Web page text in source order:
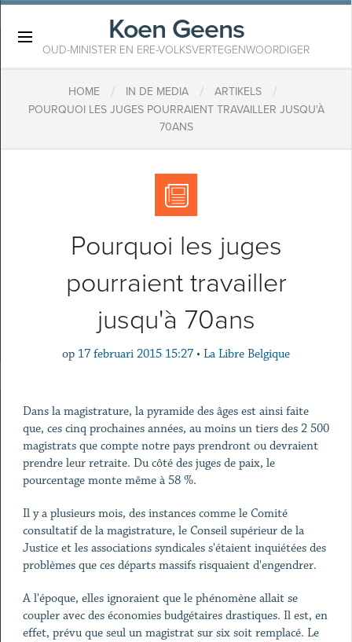
Koen Geens
OUD-MINISTER EN ERE-VOLKSVERTEGENWOORDIGER
HOME / IN DE MEDIA / ARTIKELS /
POURQUOI LES JUGES POURRAIENT TRAVAILLER JUSQU'À
70ANS
Pourquoi les juges
pourraient travailler
jusqu'à 70ans
op 17 februari 2015 15:27 • La Libre Belgique
Dans la magistrature, la pyramide des âges est ainsi faite
que, ces cinq prochaines années, au moins un tiers des 2 500
magistrats que compte notre pays prendront ou devraient
prendre leur retraite. Du côté des juges de paix, le
pourcentage monte même à 58 %.
Il y a plusieurs mois, des instances comme le Comité
consultatif de la magistrature, le Conseil supérieur de la
Justice et les associations syndicales s'étaient inquiétées des
problèmes que ces départs massifs risquaient d'engendrer.
A l'époque, elles ignoraient que le phénomène allait se
coupler avec des économies budgétaires drastiques. Il est, en
effet, prévu que seul un magistrat sur six soit remplacé. Le